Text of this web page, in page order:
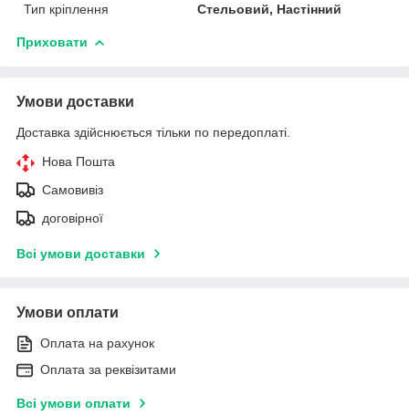
Тип кріплення
Стельовий, Настінний
Приховати
Умови доставки
Доставка здійснюється тільки по передоплаті.
Нова Пошта
Самовивіз
договірної
Всі умови доставки
Умови оплати
Оплата на рахунок
Оплата за реквізитами
Всі умови оплати